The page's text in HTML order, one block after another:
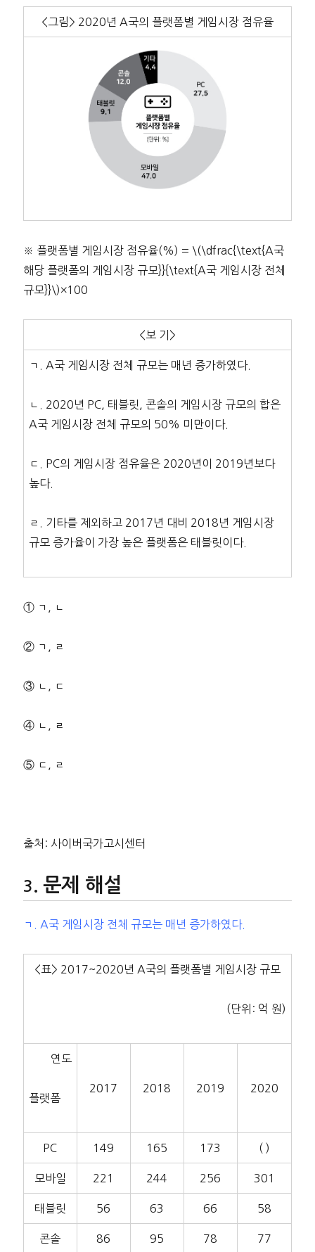
<그림> 2020년 A국의 플랫폼별 게임시장 점유율
※ 플랫폼별 게임시장 점유율(%) = \(\dfrac{\text{A국
해당 플랫폼의 게임시장 규모}}{\text{A국 게임시장 전체
규모}}\)×100
<보 기>
ㄱ. A국 게임시장 전체 규모는 매년 증가하였다.
ㄴ. 2020년 PC, 태블릿, 콘솔의 게임시장 규모의 합은
A국 게임시장 전체 규모의 50% 미만이다.
ㄷ. PC의 게임시장 점유율은 2020년이 2019년보다
높다.
ㄹ. 기타를 제외하고 2017년 대비 2018년 게임시장
규모 증가율이 가장 높은 플랫폼은 태블릿이다.
① ㄱ, ㄴ
② ㄱ, ㄹ
③ ㄴ, ㄷ
④ ㄴ, ㄹ
⑤ ㄷ, ㄹ
출처: 사이버국가고시센터
문제 해설
ㄱ. A국 게임시장 전체 규모는 매년 증가하였다.
<표> 2017~2020년 A국의 플랫폼별 게임시장 규모
(단위: 억 원)
연도
플랫폼
2017 2018 2019 2020
PC 149 165 173 ( )
모바일 221 244 256 301
태블릿 56 63 66 58
콘솔 86 95 78 77